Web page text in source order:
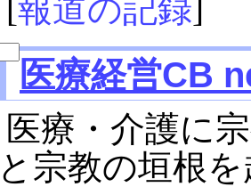
[報道の記録]
医療経営CB
医療・介護に
と宗教の垣根